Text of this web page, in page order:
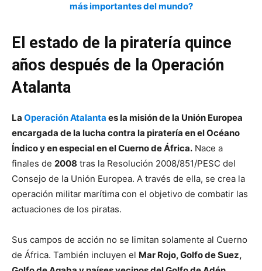
más importantes del mundo?
El estado de la piratería quince
años después de la Operación
Atalanta
La Operación Atalanta es la misión de la Unión Europea
encargada de la lucha contra la piratería en el Océano
Índico y en especial en el Cuerno de África. Nace a
finales de 2008 tras la Resolución 2008/851/PESC del
Consejo de la Unión Europea. A través de ella, se crea la
operación militar marítima con el objetivo de combatir las
actuaciones de los piratas.
Sus campos de acción no se limitan solamente al Cuerno
de África. También incluyen el Mar Rojo, Golfo de Suez,